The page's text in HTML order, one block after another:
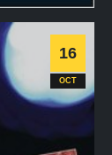
16
OCT